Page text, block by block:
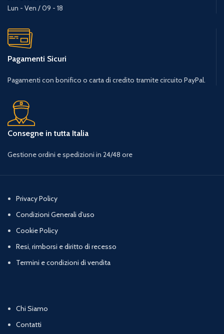
Lun - Ven / 09 - 18
Pagamenti Sicuri
Pagamenti con bonifico o carta di credito tramite circuito PayPal.
Consegne in tutta Italia
Gestione ordini e spedizioni in 24/48 ore
Privacy Policy
Condizioni Generali d’uso
Cookie Policy
Resi, rimborsi e diritto di recesso
Termini e condizioni di vendita
Chi Siamo
Contatti